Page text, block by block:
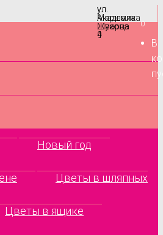
ул.
Маршала
Жукова
9
ул.
Академика
Шварца
4
0
В
Новый год
Цветы в шляпных
Цветы в ящике